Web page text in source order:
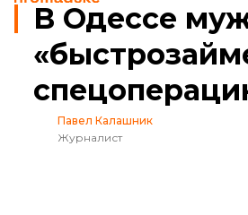
В Одессе
Павел Калашник
Журналист